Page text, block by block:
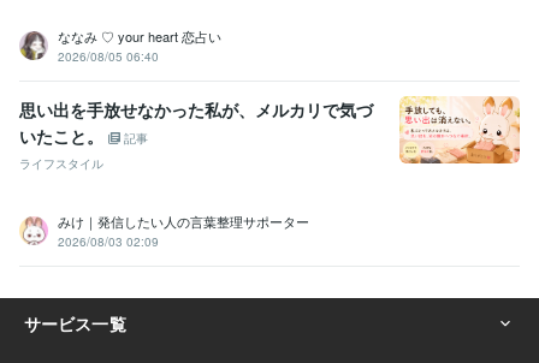
ななみ ♡ your heart 恋占い
2026/08/05 06:40
思い出を手放せなかった私が、メルカリで気づ
いたこと。
記事
ライフスタイル
みけ｜発信したい人の言葉整理サポーター
2026/08/03 02:09